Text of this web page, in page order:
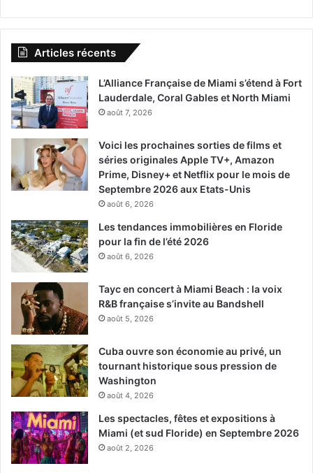
Articles récents
L’Alliance Française de Miami s’étend à Fort
Lauderdale, Coral Gables et North Miami
août 7, 2026
Voici les prochaines sorties de films et
séries originales Apple TV+, Amazon
Prime, Disney+ et Netflix pour le mois de
Septembre 2026 aux Etats-Unis
août 6, 2026
Les tendances immobilières en Floride
pour la fin de l’été 2026
août 6, 2026
Tayc en concert à Miami Beach : la voix
R&B française s’invite au Bandshell
août 5, 2026
Cuba ouvre son économie au privé, un
tournant historique sous pression de
Washington
août 4, 2026
Les spectacles, fêtes et expositions à
Miami (et sud Floride) en Septembre 2026
août 2, 2026